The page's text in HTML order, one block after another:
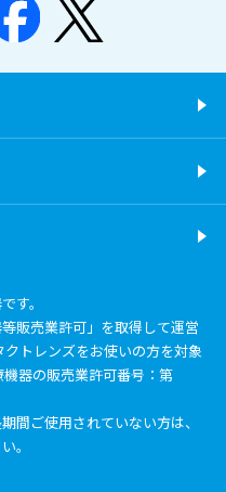
す。
販売業許可」を取得して運営
トレンズをお使いの方を対象
器の販売業許可番号：第
間ご使用されていない方は、
。